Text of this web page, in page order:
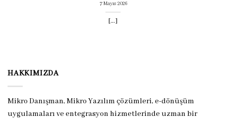
7 Mayıs 2026
[...]
HAKKIMIZDA
Mikro Danışman, Mikro Yazılım çözümleri, e-dönüşüm
uygulamaları ve entegrasyon hizmetlerinde uzman bir